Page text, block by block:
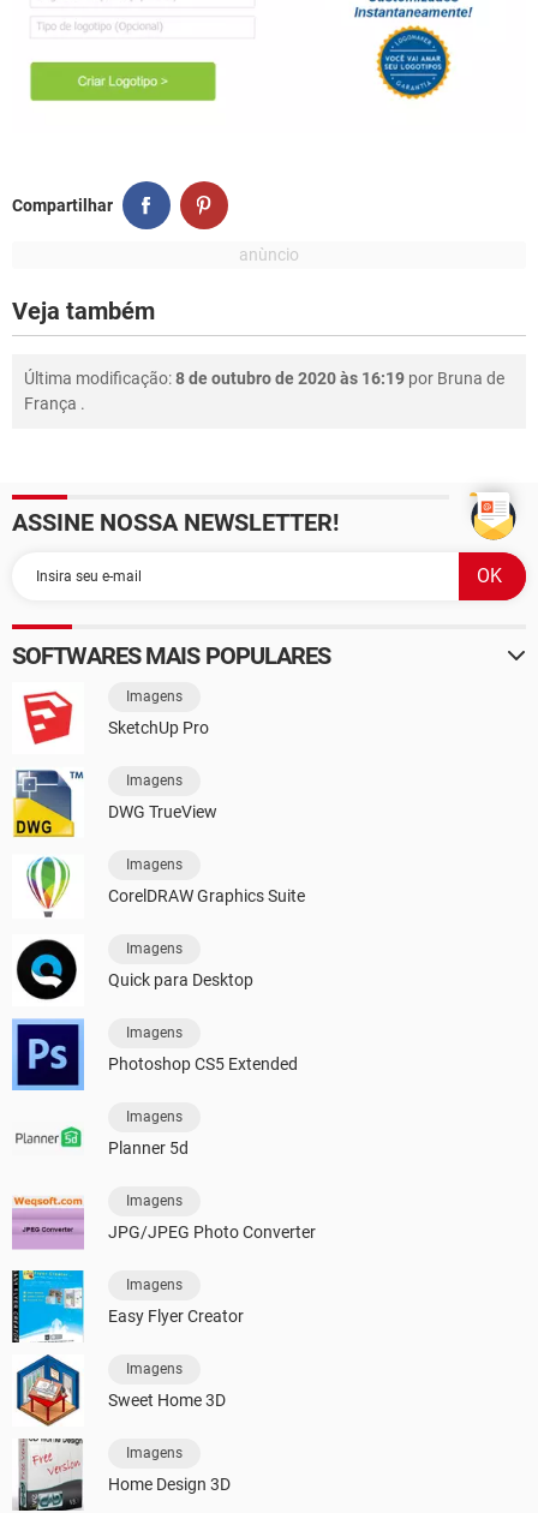
Compartilhar
Veja também
Última modificação:8 de outubro de 2020 às 16:19 por Bruna de
França .
ASSINE NOSSA NEWSLETTER!
SOFTWARES MAIS POPULARES
Imagens
SketchUp Pro
Imagens
DWG TrueView
Imagens
CorelDRAW Graphics Suite
Imagens
Quick para Desktop
Imagens
Photoshop CS5 Extended
Imagens
Planner 5d
Imagens
JPG/JPEG Photo Converter
Imagens
Easy Flyer Creator
Imagens
Sweet Home 3D
Imagens
Home Design 3D